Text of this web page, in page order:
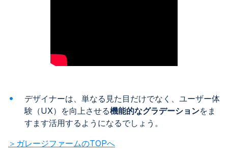
デザイナーは、単なる見た目だけでなく、ユーザー体
験（UX）を向上させる機能的なグラデーションをま
すます活用するようになるでしょう。
＞ガレージファームのTOPへ